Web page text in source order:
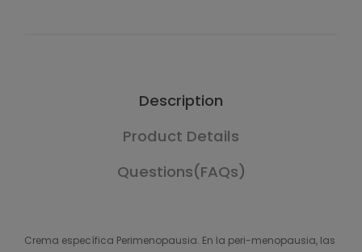
Description
Product Details
Questions(FAQs)
Crema específica Perimenopausia. En la peri-menopausia, las